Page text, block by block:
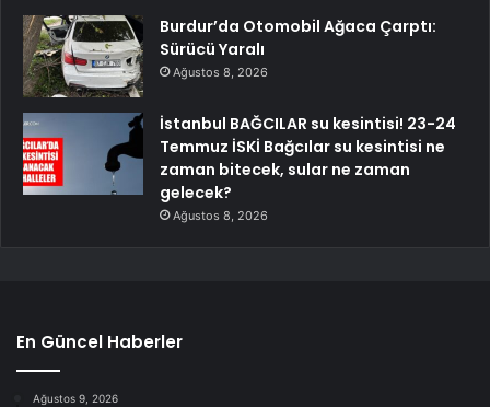
Burdur’da Otomobil Ağaca Çarptı:
Sürücü Yaralı
Ağustos 8, 2026
İstanbul BAĞCILAR su kesintisi! 23-24
Temmuz İSKİ Bağcılar su kesintisi ne
zaman bitecek, sular ne zaman
gelecek?
Ağustos 8, 2026
En Güncel Haberler
Ağustos 9, 2026